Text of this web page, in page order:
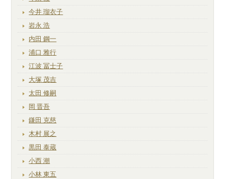
今井 瑠衣子
岩永 浩
内田 鋼一
浦口 雅行
江波 冨士子
大塚 茂吉
太田 修嗣
岡 晋吾
鎌田 克慈
木村 展之
黒田 泰蔵
小西 潮
小林 東五